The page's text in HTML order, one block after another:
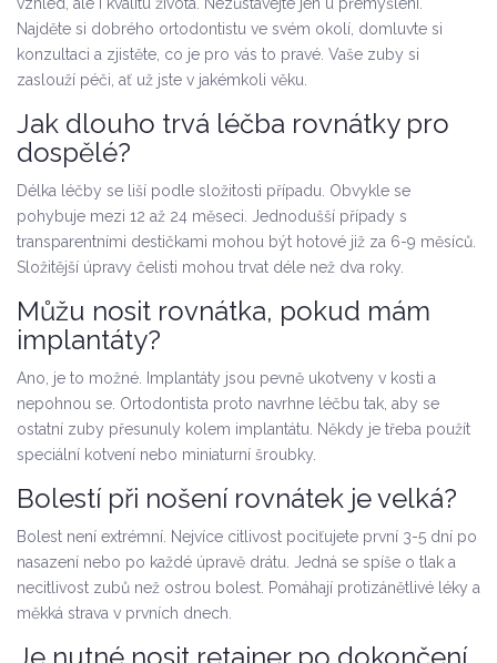
vzhled, ale i kvalitu života. Nezůstávejte jen u přemýšlení.
Najděte si dobrého ortodontistu ve svém okolí, domluvte si
konzultaci a zjistěte, co je pro vás to pravé. Vaše zuby si
zaslouží péči, ať už jste v jakémkoli věku.
Jak dlouho trvá léčba rovnátky pro
dospělé?
Délka léčby se liší podle složitosti případu. Obvykle se
pohybuje mezi 12 až 24 měseci. Jednodušší případy s
transparentními destičkami mohou být hotové již za 6-9 měsíců.
Složitější úpravy čelisti mohou trvat déle než dva roky.
Můžu nosit rovnátka, pokud mám
implantáty?
Ano, je to možné. Implantáty jsou pevně ukotveny v kosti a
nepohnou se. Ortodontista proto navrhne léčbu tak, aby se
ostatní zuby přesunuly kolem implantátu. Někdy je třeba použít
speciální kotvení nebo miniaturní šroubky.
Bolestí při nošení rovnátek je velká?
Bolest není extrémní. Nejvíce citlivost pociťujete první 3-5 dní po
nasazení nebo po každé úpravě drátu. Jedná se spíše o tlak a
necitlivost zubů než ostrou bolest. Pomáhají protizánětlivé léky a
měkká strava v prvních dnech.